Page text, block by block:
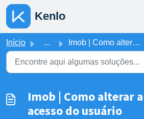
Ir para o conteúdo principal
Kenlo
Início ... Imob | Como alterar a senha de acesso do usuário
Imob | Como alterar
acesso do usuário